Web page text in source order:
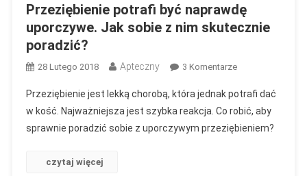
Przeziębienie potrafi być naprawdę
uporczywe. Jak sobie z nim skutecznie
poradzić?
28 Lutego 2018 Apteczny 3 KomentarzeDo
Potrafi
Być
Naprawdę
Przeziębienie jest lekką chorobą, która jednak potrafi dać
w kość. Najważniejsza jest szybka reakcja. Co robić, aby
sprawnie poradzić sobie z uporczywym przeziębieniem?
czytaj więcej